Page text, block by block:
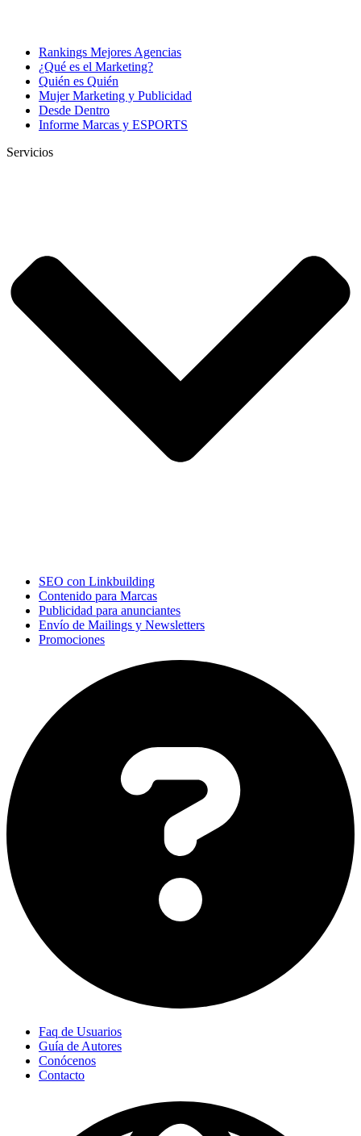
Rankings Mejores Agencias
¿Qué es el Marketing?
Quién es Quién
Mujer Marketing y Publicidad
Desde Dentro
Informe Marcas y ESPORTS
Servicios
SEO con Linkbuilding
Contenido para Marcas
Publicidad para anunciantes
Envío de Mailings y Newsletters
Promociones
Faq de Usuarios
Guía de Autores
Conócenos
Contacto